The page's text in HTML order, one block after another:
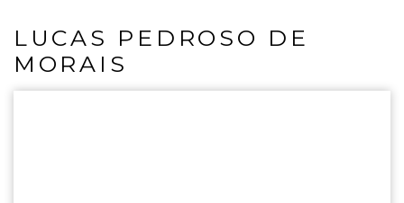
LUCAS PEDROSO DE
MORAIS